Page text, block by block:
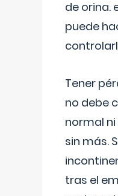
de orina.
puede
Tener
no debe
normal
sin más.
tras el